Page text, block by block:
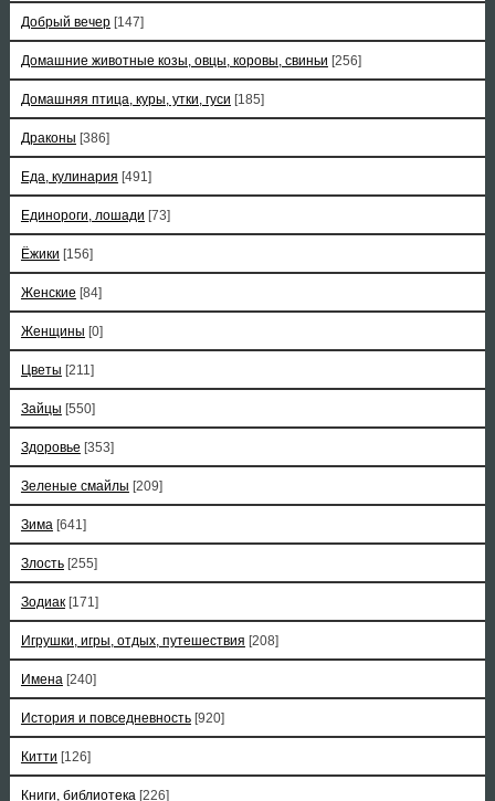
Добрый вечер [147]
Домашние животные козы, овцы, коровы, свиньи [256]
Домашняя птица, куры, утки, гуси [185]
Драконы [386]
Еда, кулинария [491]
Единороги, лошади [73]
Ёжики [156]
Женские [84]
Женщины [0]
Цветы [211]
Зайцы [550]
Здоровье [353]
Зеленые смайлы [209]
Зима [641]
Злость [255]
Зодиак [171]
Игрушки, игры, отдых, путешествия [208]
Имена [240]
История и повседневность [920]
Китти [126]
Книги, библиотека [226]